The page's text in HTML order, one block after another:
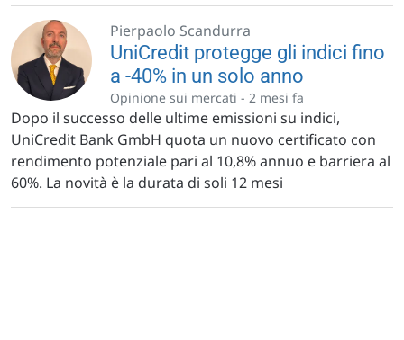
Pierpaolo Scandurra
UniCredit protegge gli indici fino
a -40% in un solo anno
Opinione sui mercati - 2 mesi fa
Dopo il successo delle ultime emissioni su indici,
UniCredit Bank GmbH quota un nuovo certificato con
rendimento potenziale pari al 10,8% annuo e barriera al
60%. La novità è la durata di soli 12 mesi